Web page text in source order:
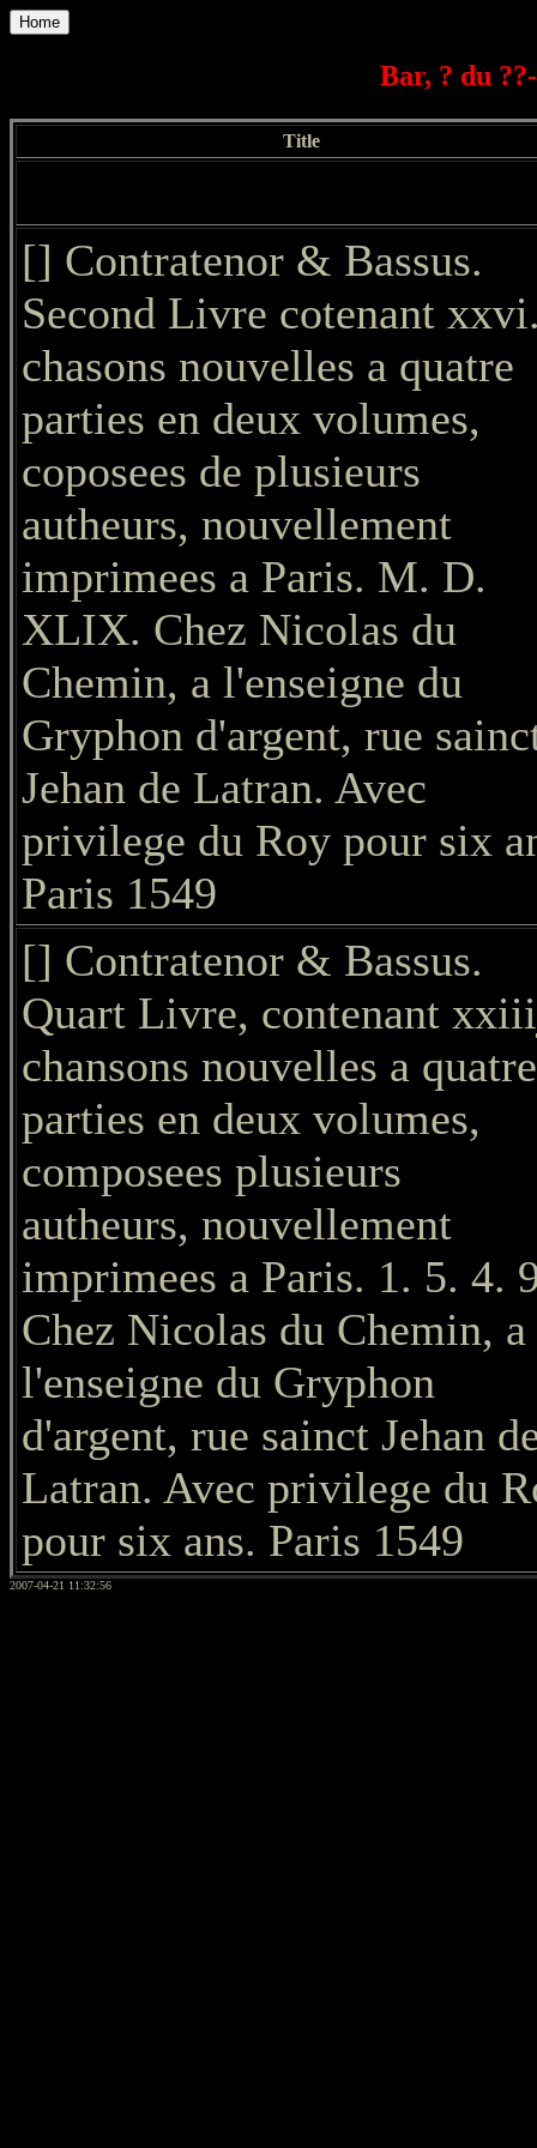
Home
Bar, ? du
Title
[] Contratenor & Bassus.
Second Livre cotenant
chasons nouvelles a quatre
parties en deux volumes,
coposees de plusieurs
autheurs, nouvellement
imprimees a Paris. M. D.
XLIX. Chez Nicolas du
Chemin, a l'enseigne du
Gryphon d'argent, rue
Jehan de Latran. Avec
privilege du Roy pour six
Paris 1549
[] Contratenor & Bassus.
Quart Livre, contenant
chansons nouvelles a quatre
parties en deux volumes,
composees plusieurs
autheurs, nouvellement
imprimees a Paris. 1. 5. 4.
Chez Nicolas du Chemin, a
l'enseigne du Gryphon
d'argent, rue sainct Jehan
Latran. Avec privilege du
pour six ans. Paris 1549
2007-04-21 11:32:56